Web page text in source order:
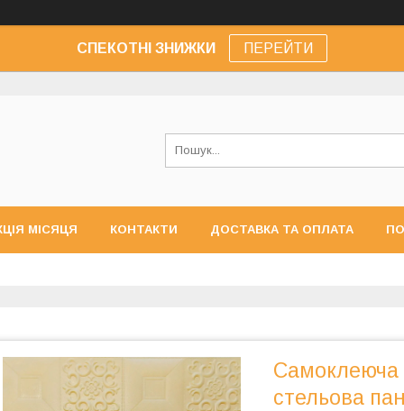
СПЕКОТНІ ЗНИЖКИ ПЕРЕЙТИ
МІСЯЦЯ КОНТАКТИ ДОСТАВКА ТА ОПЛАТА
Самоклеюча
стельова